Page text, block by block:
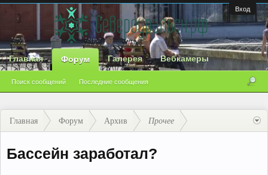
Вход
Главная Форум
Поиск сообщений Последние сообщения
Галерея Вебкамеры
Главная Форум Архив Прочее
Бассейн заработал?